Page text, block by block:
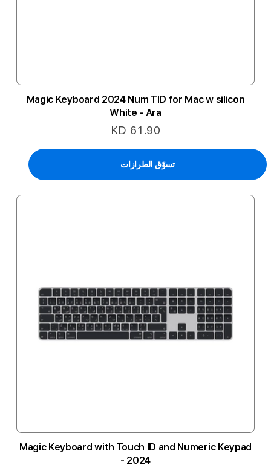
Magic Keyboard 2024 Num TID for Mac w silicon
White - Ara
KD 61.90
تسوّق الطرازات
Magic Keyboard with Touch ID and Numeric Keypad
- 2024